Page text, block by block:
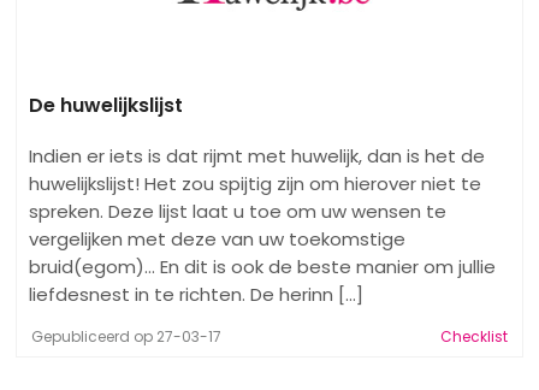
De huwelijkslijst
Indien er iets is dat rijmt met huwelijk, dan is het de
huwelijkslijst! Het zou spijtig zijn om hierover niet te
spreken. Deze lijst laat u toe om uw wensen te
vergelijken met deze van uw toekomstige
bruid(egom)… En dit is ook de beste manier om jullie
liefdesnest in te richten. De herinn [...]
Gepubliceerd op 27-03-17 Checklist